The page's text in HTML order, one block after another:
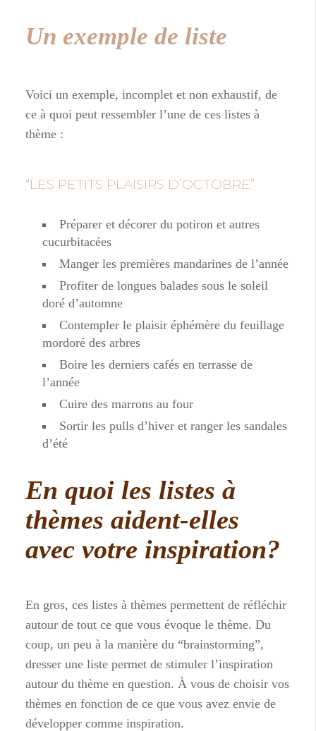
Un exemple de liste
Voici un exemple, incomplet et non exhaustif, de
ce à quoi peut ressembler l’une de ces listes à
thème :
“LES PETITS PLAISIRS D’OCTOBRE”
Préparer et décorer du potiron et autres
cucurbitacées
Manger les premières mandarines de l’année
Profiter de longues balades sous le soleil
doré d’automne
Contempler le plaisir éphémère du feuillage
mordoré des arbres
Boire les derniers cafés en terrasse de
l’année
Cuire des marrons au four
Sortir les pulls d’hiver et ranger les sandales
d’été
En quoi les listes à
thèmes aident-elles
avec votre inspiration?
En gros, ces listes à thèmes permettent de réfléchir
autour de tout ce que vous évoque le thème. Du
coup, un peu à la manière du “brainstorming”,
dresser une liste permet de stimuler l’inspiration
autour du thème en question. À vous de choisir vos
thèmes en fonction de ce que vous avez envie de
développer comme inspiration.